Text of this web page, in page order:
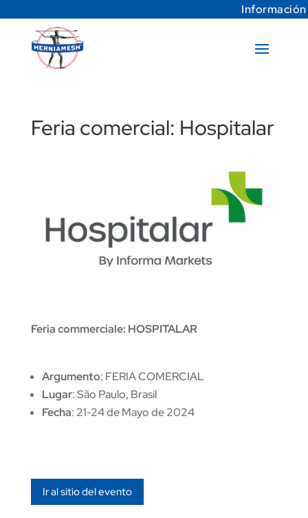
Información
Feria comercial: Hospitalar
Feria commerciale: HOSPITALAR
Argumento: FERIA COMERCIAL
Lugar: São Paulo, Brasil
Fecha: 21-24 de Mayo de 2024
Ir al sitio del evento